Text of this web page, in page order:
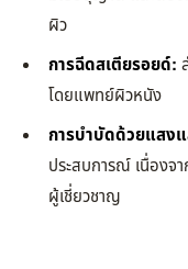
ผิว
การฉีดสเตียรอยด์:
โดยแพทย์ผิวหนัง
การบำบัดด้วยแสงแ
ประสบการณ์ เนื่องจ
ผู้เชี่ยวชาญ